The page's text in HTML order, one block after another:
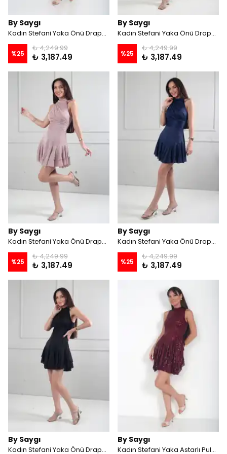
By Saygı
Kadın Stefani Yaka Önü Drapeli Astarlı Eteği Kat Kat Asimetrik Simli Kısa Elbise - Gold
%25
₺ 4,249.99
₺ 3,187.49
By Saygı
Kadın Stefani Yaka Önü Drapeli Astarlı Eteği Kat Kat Asimetrik Simli Kısa Elbise - Bebe Mavi
%25
₺ 4,249.99
₺ 3,187.49
By Saygı
Kadın Stefani Yaka Önü Drapeli Astarlı Eteği Kat Kat Asimetrik Simli Kısa Elbise - Pudra
%25
₺ 4,249.99
₺ 3,187.49
By Saygı
Kadın Stefani Yaka Önü Drapeli Astarlı Eteği Kat Kat Asimetrik Simli Kısa Elbise - Lacivert
%25
₺ 4,249.99
₺ 3,187.49
By Saygı
Kadın Stefani Yaka Önü Drapeli Astarlı Eteği Kat Kat Asimetrik Simli Kısa Elbise - Siyah
By Saygı
Kadın Stefani Yaka Astarlı Pulpayet Kat Kat Kısa Elbise - Bordo